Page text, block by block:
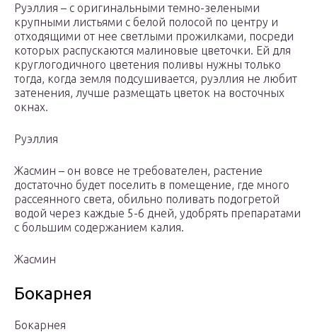
Руэллия – с оригинальными темно-зелеными
крупными листьями с белой полосой по центру и
отходящими от нее светлыми прожилками, посреди
которых распускаются малиновые цветочки. Ей для
круглогодичного цветения поливы нужны только
тогда, когда земля подсушивается, руэллия не любит
затенения, лучше размещать цветок на восточных
окнах.
Руэллия
Жасмин – он вовсе не требователен, растение
достаточно будет поселить в помещение, где много
рассеянного света, обильно поливать подогретой
водой через каждые 5-6 дней, удобрять препаратами
с большим содержанием калия.
Жасмин
Бокарнея
Бокарнея